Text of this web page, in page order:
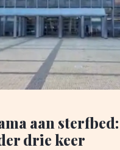
aan
drie keer